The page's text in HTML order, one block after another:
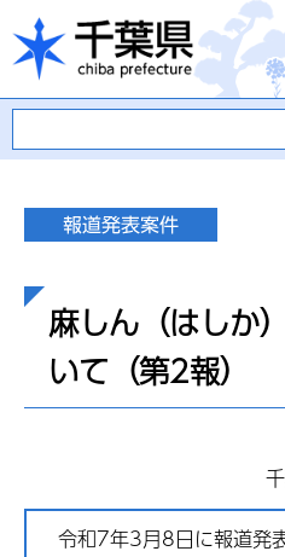
千葉県
麻しん（はしか
いて（第2報）
令和7年3月8日に報道発